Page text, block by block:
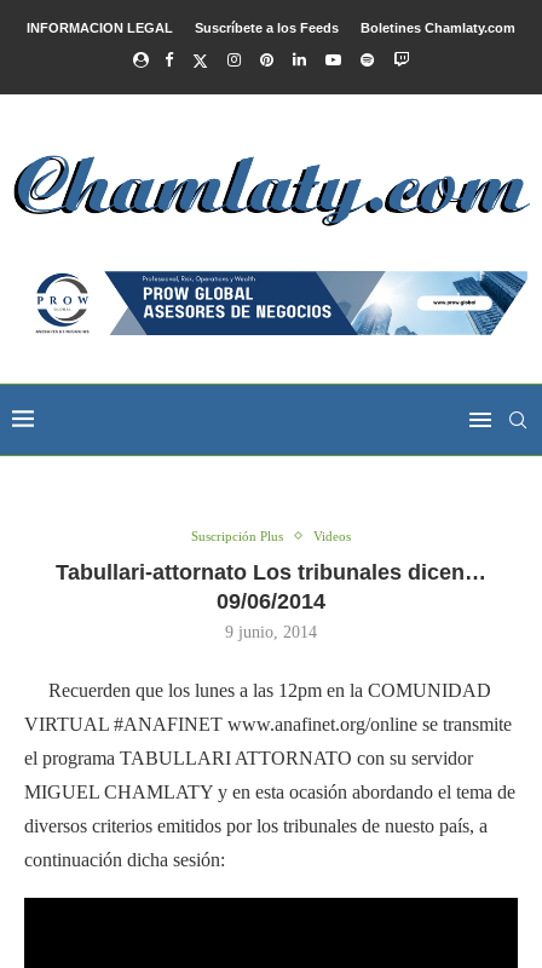
INFORMACION LEGAL Suscríbete a los Feeds Boletines Chamlaty.com
Suscripción Plus Videos
Tabullari-attornato Los tribunales dicen…
09/06/2014
9 junio, 2014
Recuerden que los lunes a las 12pm en la COMUNIDAD
VIRTUAL #ANAFINET www.anafinet.org/online se transmite
el programa TABULLARI ATTORNATO con su servidor
MIGUEL CHAMLATY y en esta ocasión abordando el tema de
diversos criterios emitidos por los tribunales de nuesto país, a
continuación dicha sesión: